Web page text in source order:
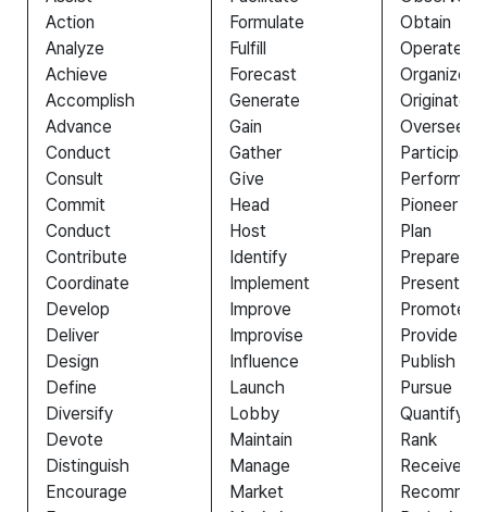
Action
Analyze
Achieve
Accomplish
Advance
Conduct
Consult
Commit
Conduct
Contribute
Coordinate
Develop
Deliver
Design
Define
Diversify
Devote
Distinguish
Encourage
Formulate
Fulfill
Forecast
Generate
Gain
Gather
Give
Head
Host
Identify
Implement
Improve
Improvise
Influence
Launch
Lobby
Maintain
Manage
Market
Obtain
Operate
Organize
Originate
Oversee
Participate
Perform
Pioneer
Plan
Prepare
Present
Promote
Provide
Publish
Pursue
Quantify
Rank
Receive